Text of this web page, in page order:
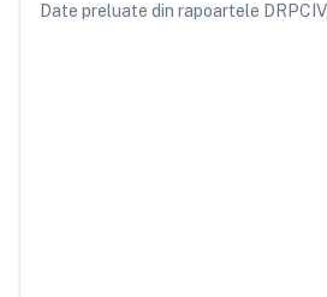
Date preluate din rapoartele